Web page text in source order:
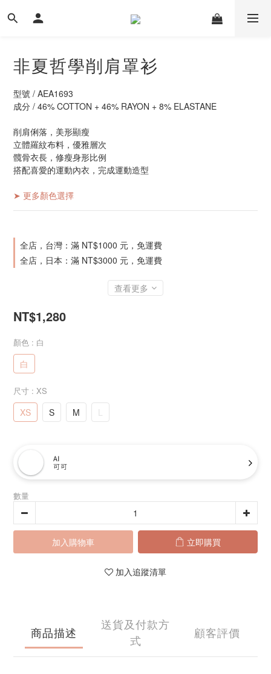
非夏哲學削肩罩衫
型號 / AEA1693
成分 / 46% COTTON + 46% RAYON + 8% ELASTANE
削肩俐落，美形顯瘦
立體羅紋布料，優雅層次
髖骨衣長，修瘦身形比例
搭配喜愛的運動內衣，完成運動造型
➤ 更多顏色選擇
全店，台灣：滿 NT$1000 元，免運費
全店，日本：滿 NT$3000 元，免運費
查看更多
NT$1,280
顏色 : 白
白
尺寸 : XS
XS S M L
AI
可可
數量
加入購物車 立即購買
加入追蹤清單
商品描述
送貨及付款方
式
顧客評價